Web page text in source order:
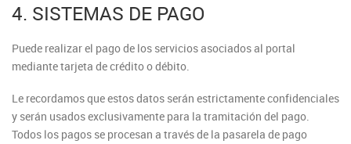
4. SISTEMAS DE PAGO
Puede realizar el pago de los servicios asociados al portal
mediante tarjeta de crédito o débito.
Le recordamos que estos datos serán estrictamente confidenciales
y serán usados exclusivamente para la tramitación del pago.
Todos los pagos se procesan a través de la pasarela de pago